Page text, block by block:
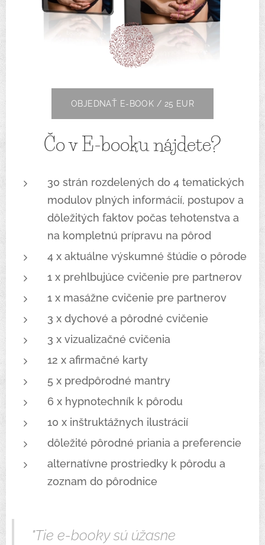
OBJEDNAŤ E-BOOK / 25 EUR
Čo v E-booku nájdete?
30 strán rozdelených do 4 tematických
modulov plných informácií, postupov a
dôležitých faktov počas tehotenstva a
na kompletnú prípravu na pôrod
4 x aktuálne výskumné štúdie o pôrode
1 x prehlbujúce cvičenie pre partnerov
1 x masážne cvičenie pre partnerov
3 x dychové a pôrodné cvičenie
3 x vizualizačné cvičenia
12 x afirmačné karty
5 x predpôrodné mantry
6 x hypnotechník k pôrodu
10 x inštruktážnych ilustrácií
dôležité pôrodné priania a preferencie
alternatívne prostriedky k pôrodu a
zoznam do pôrodnice
"Tie e-booky sú úžasne